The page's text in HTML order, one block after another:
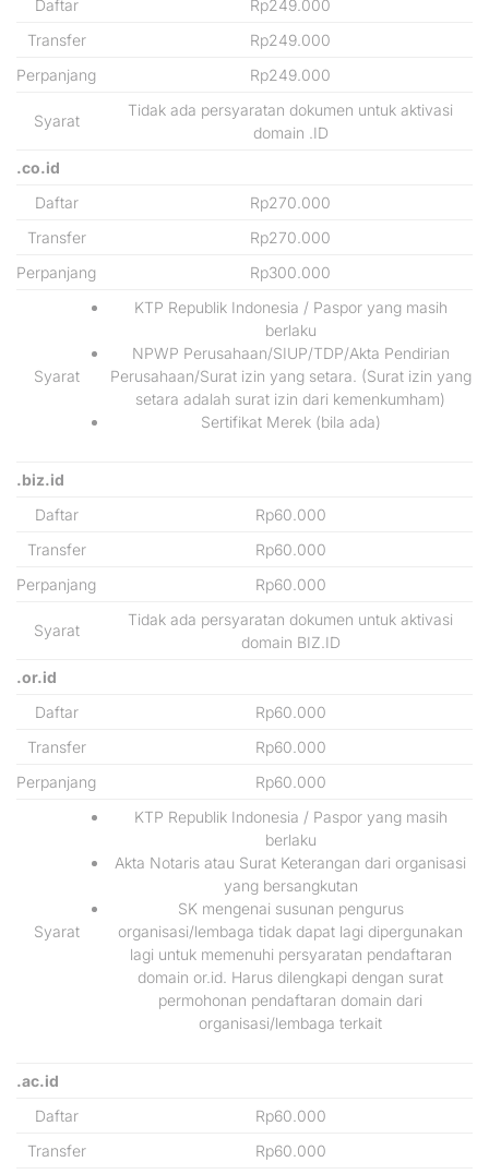
Daftar
Rp249.000
Transfer
Rp249.000
Perpanjang
Rp249.000
Syarat
Tidak ada persyaratan dokumen untuk aktivasi
domain .ID
.co.id
Daftar
Rp270.000
Transfer
Rp270.000
Perpanjang
Rp300.000
Syarat
KTP Republik Indonesia / Paspor yang masih
berlaku
NPWP Perusahaan/SIUP/TDP/Akta Pendirian
Perusahaan/Surat izin yang setara. (Surat izin yang
setara adalah surat izin dari kemenkumham)
Sertifikat Merek (bila ada)
.biz.id
Daftar
Rp60.000
Transfer
Rp60.000
Perpanjang
Rp60.000
Syarat
Tidak ada persyaratan dokumen untuk aktivasi
domain BIZ.ID
.or.id
Daftar
Rp60.000
Transfer
Rp60.000
Perpanjang
Rp60.000
Syarat
KTP Republik Indonesia / Paspor yang masih
berlaku
Akta Notaris atau Surat Keterangan dari organisasi
yang bersangkutan
SK mengenai susunan pengurus
organisasi/lembaga tidak dapat lagi dipergunakan
lagi untuk memenuhi persyaratan pendaftaran
domain or.id. Harus dilengkapi dengan surat
permohonan pendaftaran domain dari
organisasi/lembaga terkait
.ac.id
Daftar
Rp60.000
Transfer
Rp60.000